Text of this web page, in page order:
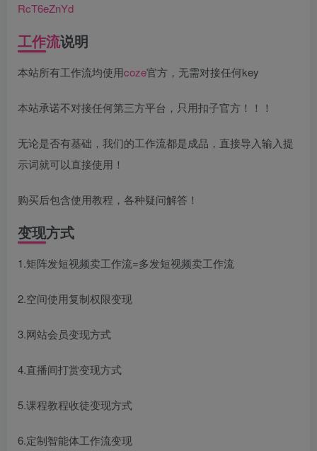
RcT6eZnYd
工作流说明
本站所有工作流均使用coze官方，无需对接任何key
本站承诺不对接任何第三方平台，只用扣子官方！！！
无论是否有基础，我们的工作流都是成品，直接导入输入提
示词就可以直接使用！
购买后包含使用教程，各种疑问解答！
变现方式
1.矩阵发短视频卖工作流=多发短视频卖工作流
2.空间使用复制权限变现
3.网站会员变现方式
4.直播间打赏变现方式
5.课程教程收徒变现方式
6.定制智能体工作流变现